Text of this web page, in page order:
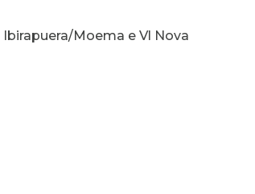
Ibirapuera/Moema e Vl Nova